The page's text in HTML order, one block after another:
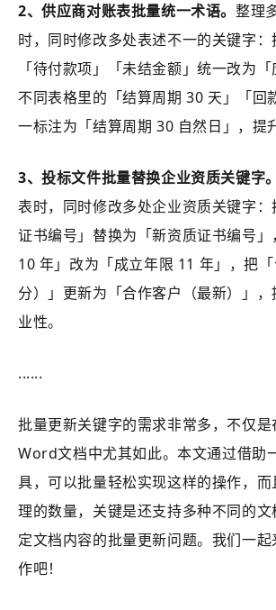
2、供应商对账表批量统一术语。 整理
时，同时修改多处表述不一的关键字：
「待付款项」「未结金额」统一改为
不同表格里的「结算周期 30 天」「回
一标注为「结算周期 30 自然日」，提
3、投标文件批量替换企业资质关键字。
表时，同时修改多处企业资质关键字
证书编号」替换为「新资质证书编号
10 年」改为「成立年限 11 年」，把
分）」更新为「合作客户（最新）」
业性。
......
批量更新关键字的需求非常多，不仅
Word文档中尤其如此。本文通过借助
具，可以批量轻松实现这样的操作，
理的数量，关键是还支持多种不同的
定文档内容的批量更新问题。我们一
作吧！